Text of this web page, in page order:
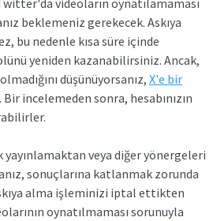
videoların oynatılamaması
beklemeniz gerekecek. Askıya
bu nedenle kısa süre içinde
yeniden kazanabilirsiniz. Ancak,
düşünüyorsanız, X'e bir
. Bir incelemeden sonra, hesabınızın
veya diğer yönergeleri
sonuçlarına katlanmak zorunda
alma işleminizi iptal ettikten
oynatılmaması sorunuyla